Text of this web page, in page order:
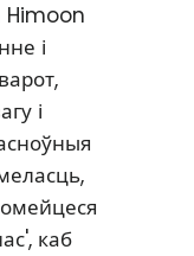
Himoon
і
і
каб